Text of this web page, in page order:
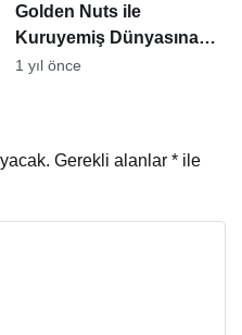
Golden Nuts ile
Kuruyemiş Dünyasına
Yolculuk: 2012’den
1 yıl önce
Gerekli alanlar * ile